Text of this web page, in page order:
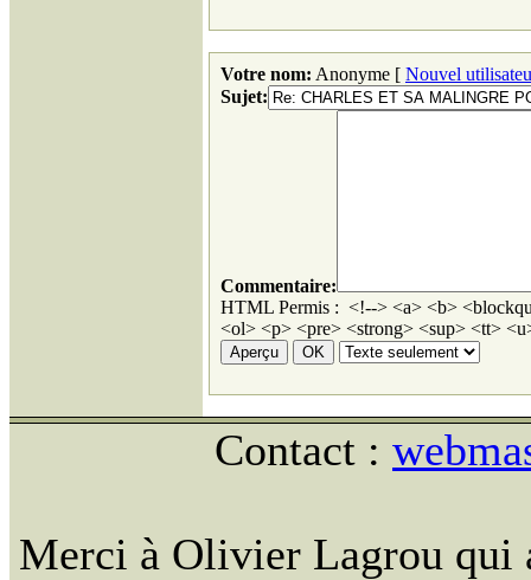
Votre nom: Anonyme [ Nouvel
Sujet:
Commentaire:
HTML Permis : <!--> <a> <b>
<ol> <p> <pre> <strong> <sup> <tt>
Contact :
Merci à Olivier Lagrou qui